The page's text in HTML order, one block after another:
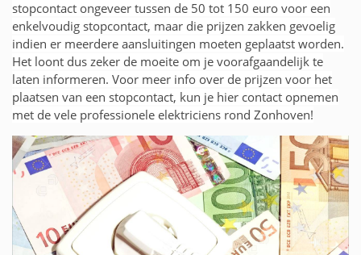
stopcontact ongeveer tussen de 50 tot 150 euro voor een
enkelvoudig stopcontact, maar die prijzen zakken gevoelig
indien er meerdere aansluitingen moeten geplaatst worden.
Het loont dus zeker de moeite om je voorafgaandelijk te
laten informeren. Voor meer info over de prijzen voor het
plaatsen van een stopcontact, kun je hier contact opnemen
met de vele professionele elektriciens rond Zonhoven!